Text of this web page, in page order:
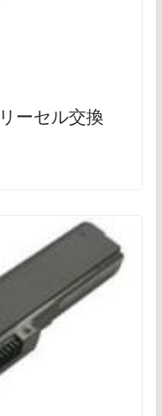
ーセル交換